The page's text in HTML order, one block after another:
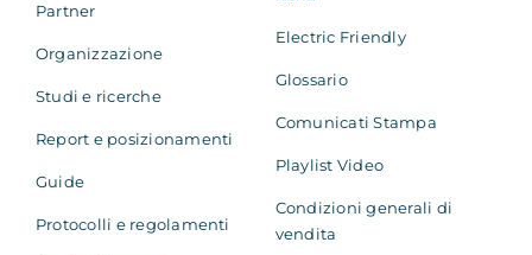
Partner
Organizzazione
Studi e ricerche
Report e posizionamenti
Guide
Protocolli e regolamenti
Electric Friendly
Glossario
Comunicati Stampa
Playlist Video
Condizioni generali di
vendita